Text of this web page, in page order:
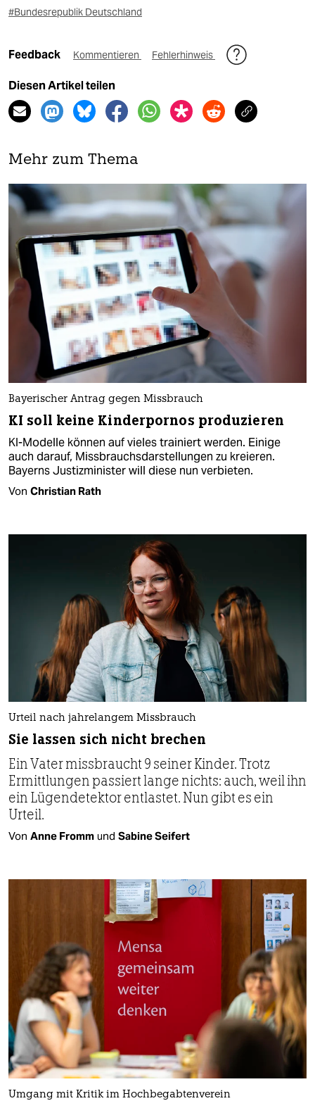
#Bundesrepublik Deutschland
Feedback Kommentieren Fehlerhinweis
Diesen Artikel teilen
Mehr zum Thema
Bayerischer Antrag gegen Missbrauch
KI soll keine Kinderpornos produzieren
KI-Modelle können auf vieles trainiert werden. Einige
auch darauf, Missbrauchsdarstellungen zu kreieren.
Bayerns Justizminister will diese nun verbieten.
Von Christian Rath
Urteil nach jahrelangem Missbrauch
Sie lassen sich nicht brechen
Ein Vater missbraucht 9 seiner Kinder. Trotz
Ermittlungen passiert lange nichts: auch, weil ihn
ein Lügendetektor entlastet. Nun gibt es ein
Urteil.
Von Anne Fromm und Sabine Seifert
Umgang mit Kritik im Hochbegabtenverein